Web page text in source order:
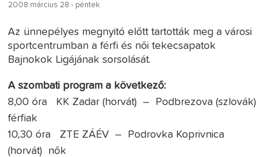
2008 március 28 - péntek
Az ünnepélyes megnyitó előtt tartották meg a városi
sportcentrumban a férfi és női tekecsapatok
Bajnokok Ligájának sorsolását.
A szombati program a következő:
8,00 óra KK Zadar (horvát) – Podbrezova (szlovák)
férfiak
10,30 óra ZTE ZÁÉV – Podrovka Koprivnica
(horvát) nők